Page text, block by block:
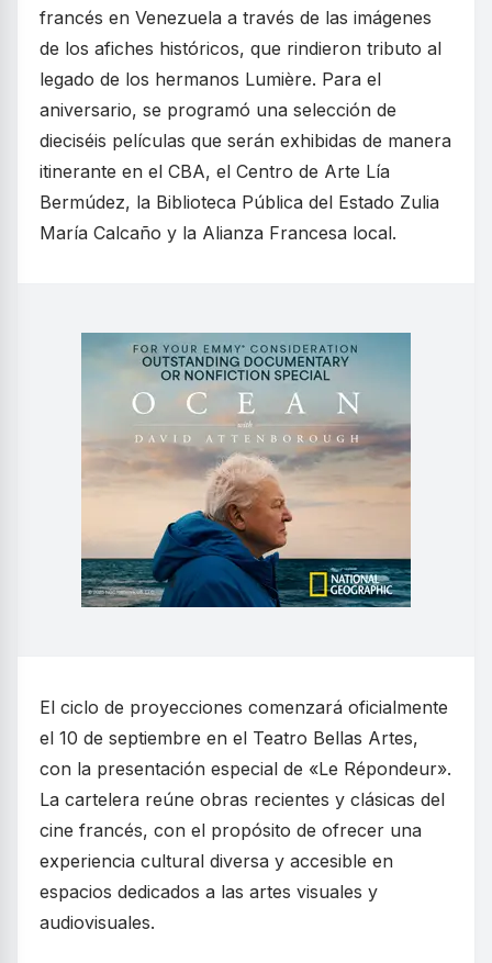
francés en Venezuela a través de las imágenes
de los afiches históricos, que rindieron tributo al
legado de los hermanos Lumière. Para el
aniversario, se programó una selección de
dieciséis películas que serán exhibidas de manera
itinerante en el CBA, el Centro de Arte Lía
Bermúdez, la Biblioteca Pública del Estado Zulia
María Calcaño y la Alianza Francesa local.
El ciclo de proyecciones comenzará oficialmente
el 10 de septiembre en el Teatro Bellas Artes,
con la presentación especial de «Le Répondeur».
La cartelera reúne obras recientes y clásicas del
cine francés, con el propósito de ofrecer una
experiencia cultural diversa y accesible en
espacios dedicados a las artes visuales y
audiovisuales.